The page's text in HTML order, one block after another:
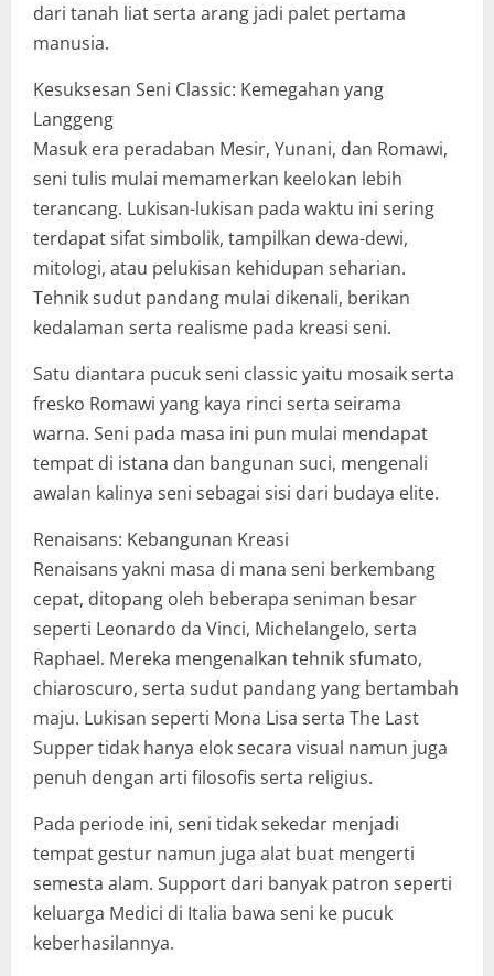
dari tanah liat serta arang jadi palet pertama
manusia.
Kesuksesan Seni Classic: Kemegahan yang
Langgeng
Masuk era peradaban Mesir, Yunani, dan Romawi,
seni tulis mulai memamerkan keelokan lebih
terancang. Lukisan-lukisan pada waktu ini sering
terdapat sifat simbolik, tampilkan dewa-dewi,
mitologi, atau pelukisan kehidupan seharian.
Tehnik sudut pandang mulai dikenali, berikan
kedalaman serta realisme pada kreasi seni.
Satu diantara pucuk seni classic yaitu mosaik serta
fresko Romawi yang kaya rinci serta seirama
warna. Seni pada masa ini pun mulai mendapat
tempat di istana dan bangunan suci, mengenali
awalan kalinya seni sebagai sisi dari budaya elite.
Renaisans: Kebangunan Kreasi
Renaisans yakni masa di mana seni berkembang
cepat, ditopang oleh beberapa seniman besar
seperti Leonardo da Vinci, Michelangelo, serta
Raphael. Mereka mengenalkan tehnik sfumato,
chiaroscuro, serta sudut pandang yang bertambah
maju. Lukisan seperti Mona Lisa serta The Last
Supper tidak hanya elok secara visual namun juga
penuh dengan arti filosofis serta religius.
Pada periode ini, seni tidak sekedar menjadi
tempat gestur namun juga alat buat mengerti
semesta alam. Support dari banyak patron seperti
keluarga Medici di Italia bawa seni ke pucuk
keberhasilannya.